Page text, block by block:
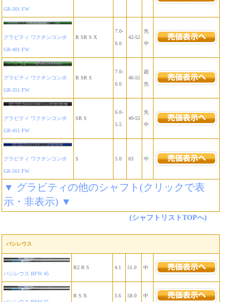
GR-301 FW
グラビティ ワクチンコンポ
GR-401 FW
R SR S X
7.0-
6.0
42-52
先
中
グラビティ ワクチンコンポ
GR-351 FW
R SR S
7.0-
6.0
46-55
超
先
グラビティ ワクチンコンポ
GR-451 FW
SR S
6.0-
5.5
49-55
先
中
グラビティ ワクチンコンポ
GR-561 FW
S 5.0 63 中
▼ グラビティの他のシャフト(クリックで表
示・非表示) ▼
(シャフトリストTOPへ)
バシレウス
バシレウス BFW 45
R2 R S 4.1 51.0 中
R S X 3.6 58.0 中